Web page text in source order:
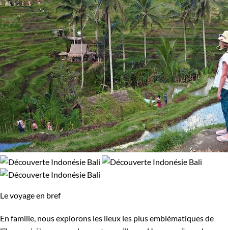
Le voyage en bref
En famille, nous explorons les lieux les plus emblématiques de